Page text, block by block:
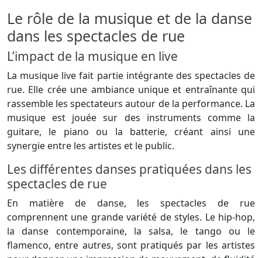
Le rôle de la musique et de la danse
dans les spectacles de rue
L’impact de la musique en live
La musique live fait partie intégrante des spectacles de
rue. Elle crée une ambiance unique et entraînante qui
rassemble les spectateurs autour de la performance. La
musique est jouée sur des instruments comme la
guitare, le piano ou la batterie, créant ainsi une
synergie entre les artistes et le public.
Les différentes danses pratiquées dans les
spectacles de rue
En matière de danse, les spectacles de rue
comprennent une grande variété de styles. Le hip-hop,
la danse contemporaine, la salsa, le tango ou le
flamenco, entre autres, sont pratiqués par les artistes